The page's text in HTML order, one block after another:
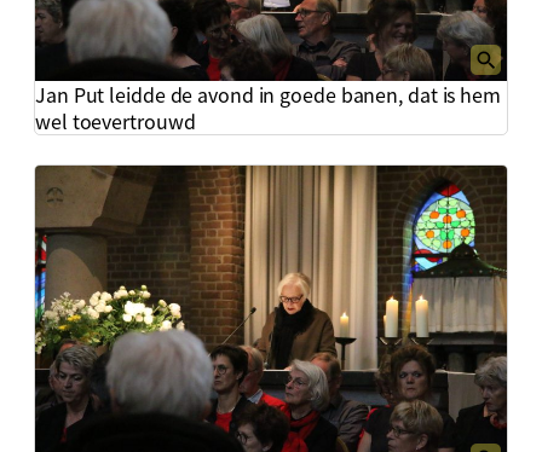
Jan Put leidde de avond in goede banen, dat is hem
wel toevertrouwd